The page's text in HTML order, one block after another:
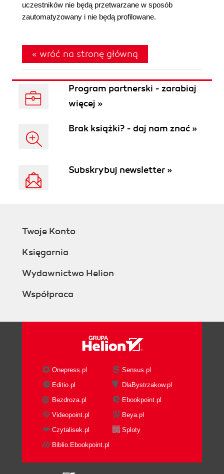
uczestników nie będą przetwarzane w sposób
zautomatyzowany i nie będą profilowane.
« wróć na stronę główną
Program partnerski - zarabiaj
więcej »
Brak książki? - daj nam znać »
Subskrybuj newsletter »
Twoje Konto
Księgarnia
Wydawnictwo Helion
Współpraca
Onepress.pl
Sensus.pl
Editio.pl
DlaBystrzakow.pl
Bezdroza.pl
Ebookpoint.pl
Videopoint.pl
Beya.pl
Czytalisek.pl
Sploty
Biblio.Ebookpoint.pl